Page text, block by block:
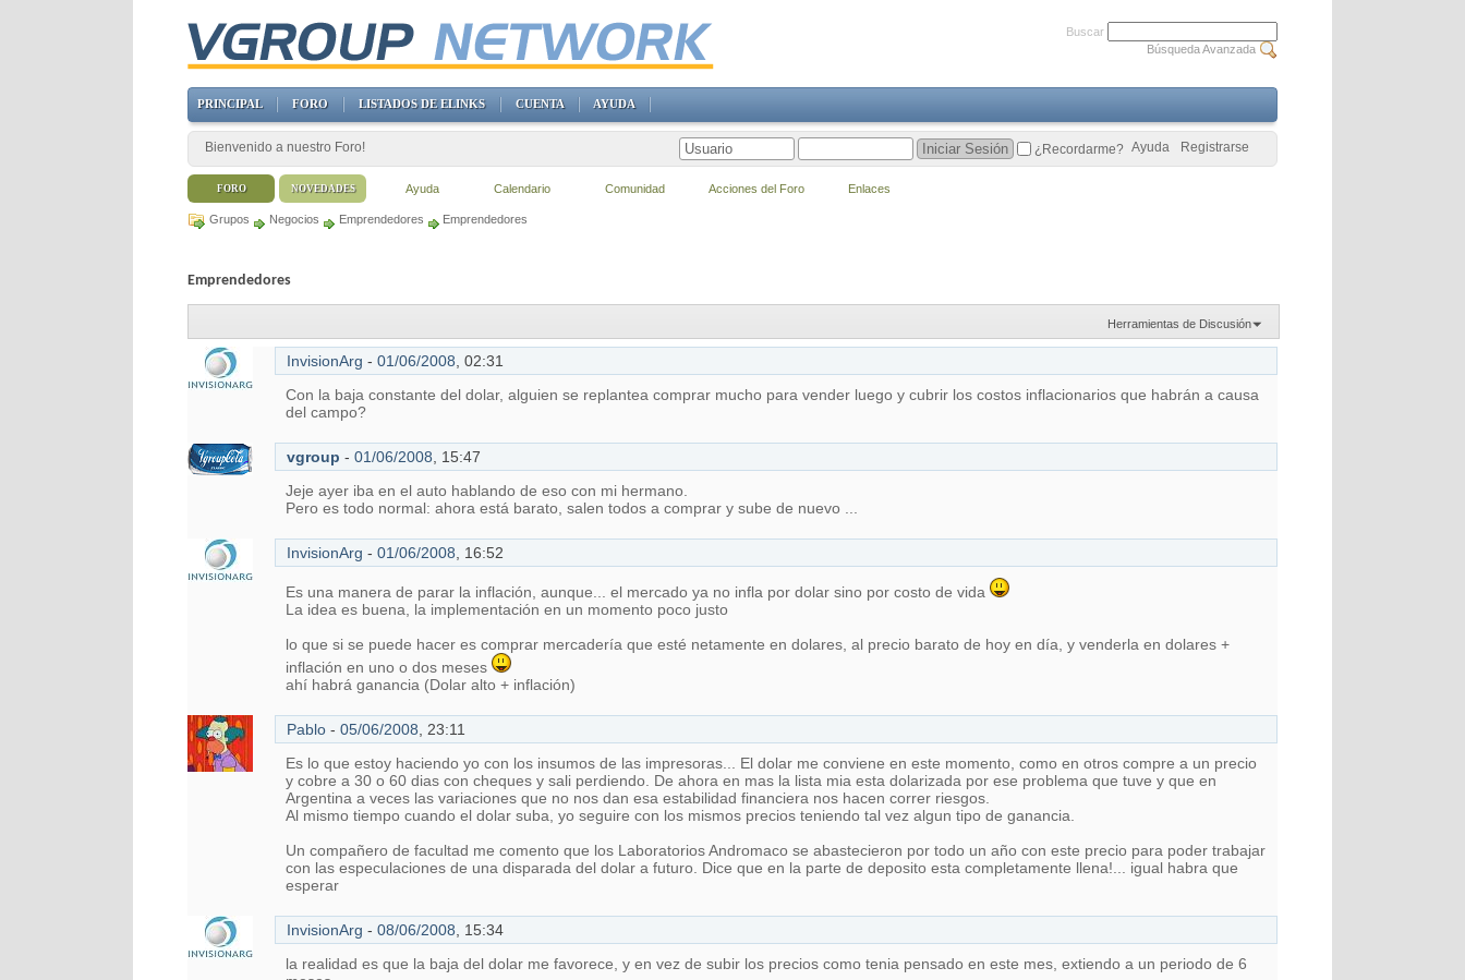
Grupos Negocios Emprendedores Emprendedores
Emprendedores
Herramientas de Discusión
InvisionArg - 01/06/2008, 02:31
Con la baja constante del dolar, alguien se replantea comprar mucho para vender luego y cubrir los costos inflacionarios que habrán a causa
del campo?
vgroup - 01/06/2008, 15:47
Jeje ayer iba en el auto hablando de eso con mi hermano.
Pero es todo normal: ahora está barato, salen todos a comprar y sube de nuevo ...
InvisionArg - 01/06/2008, 16:52
Es una manera de parar la inflación, aunque... el mercado ya no infla por dolar sino por costo de vida
La idea es buena, la implementación en un momento poco justo
lo que si se puede hacer es comprar mercadería que esté netamente en dolares, al precio barato de hoy en día, y venderla en dolares +
inflación en uno o dos meses
ahí habrá ganancia (Dolar alto + inflación)
Pablo - 05/06/2008, 23:11
Es lo que estoy haciendo yo con los insumos de las impresoras... El dolar me conviene en este momento, como en otros compre a un precio
y cobre a 30 o 60 dias con cheques y sali perdiendo. De ahora en mas la lista mia esta dolarizada por ese problema que tuve y que en
Argentina a veces las variaciones que no nos dan esa estabilidad financiera nos hacen correr riesgos.
Al mismo tiempo cuando el dolar suba, yo seguire con los mismos precios teniendo tal vez algun tipo de ganancia.
Un compañero de facultad me comento que los Laboratorios Andromaco se abastecieron por todo un año con este precio para poder trabajar
con las especulaciones de una disparada del dolar a futuro. Dice que en la parte de deposito esta completamente llena!... igual habra que
esperar
InvisionArg - 08/06/2008, 15:34
la realidad es que la baja del dolar me favorece, y en vez de subir los precios como tenia pensado en este mes, extiendo a un periodo de 6
Buscar
Búsqueda Avanzada
PRINCIPAL FORO LISTADOS DE ELINKS CUENTA AYUDA
Bienvenido a nuestro Foro! Registrarse
Ayuda
¿Recordarme?
FORO Ayuda Calendario Comunidad Acciones del Foro Enlaces
NOVEDADES